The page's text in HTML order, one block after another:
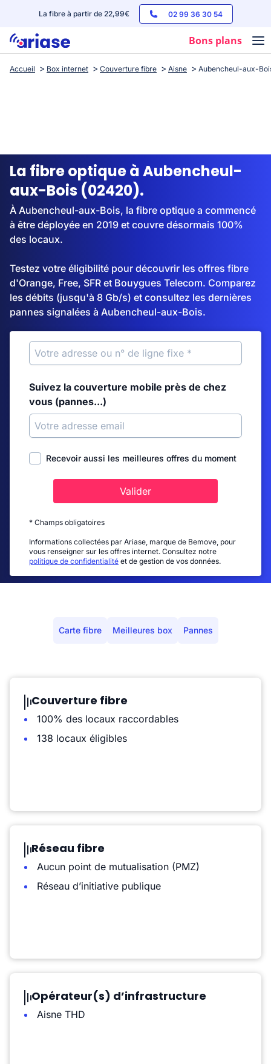
La fibre à partir de 22,99€ 02 99 36 30 54
Bons plans
Box internet
Streaming
Accueil Box internet Couverture fibre Aisne Aubencheul-aux-
La fibre optique à Aubencheul-
aux-Bois (02420).
À Aubencheul-aux-Bois, la fibre optique a commencé
à être déployée en 2019 et couvre désormais 100%
des locaux.
Testez votre éligibilité pour découvrir les offres fibre
d'Orange, Free, SFR et Bouygues Telecom. Comparez
les débits (jusqu'à 8 Gb/s) et consultez les dernières
pannes signalées à Aubencheul-aux-Bois.
Suivez la couverture mobile près de chez
vous (pannes...)
Recevoir aussi les meilleures offres du moment
Valider
* Champs obligatoires
Informations collectées par Ariase, marque de Bemove, pour
vous renseigner sur les offres internet. Consultez notre
politique de confidentialité et de gestion de vos données.
Carte fibre Meilleures box Pannes
Couverture fibre
100% des locaux raccordables
138 locaux éligibles
Réseau fibre
Aucun point de mutualisation (PMZ)
Réseau d’initiative publique
Opérateur(s) d’infrastructure
Aisne THD